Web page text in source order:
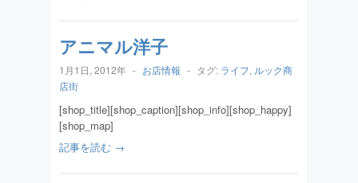
アニマル洋子
1月1日, 2012年 - お店情報 - タグ: ライフ, ルック商
店街
[shop_title][shop_caption][shop_info][shop_happy]
[shop_map]
記事を読む →